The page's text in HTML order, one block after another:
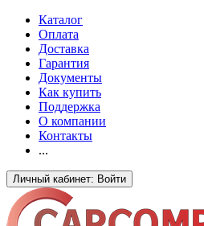
Каталог
Оплата
Доставка
Гарантия
Документы
Как купить
Поддержка
О компании
Контакты
...
Личный кабинет: Войти